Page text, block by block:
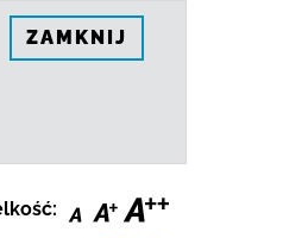
ZAMKNIJ